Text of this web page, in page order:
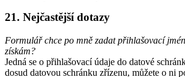
21. Nejčastější dotazy
Formulář chce po mně zadat přihlašovací
získám?
Jedná se o přihlašovací údaje do datové
dosud datovou schránku zřízenu, můžete o ni